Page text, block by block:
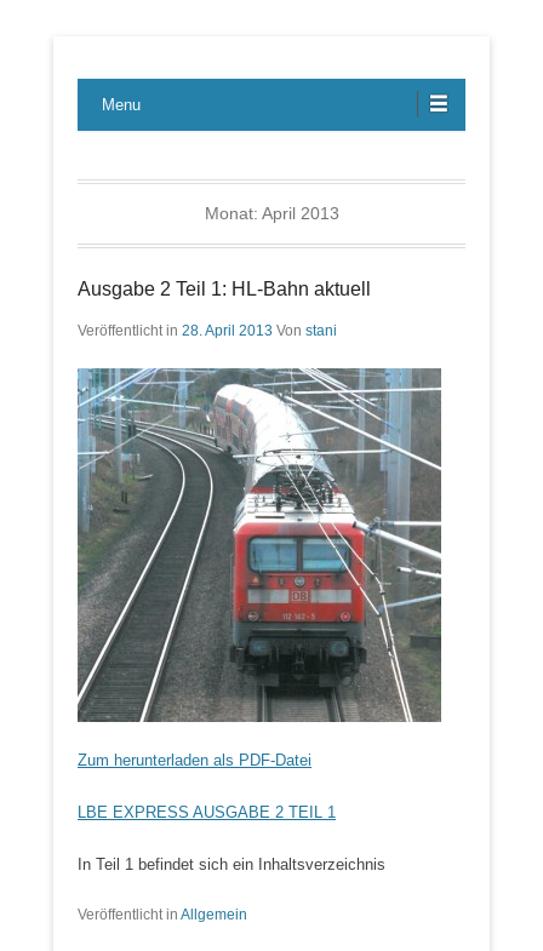
LBE-Express
Menu
Monat: April 2013
Ausgabe 2 Teil 1: HL-Bahn aktuell
Veröffentlicht in 28. April 2013 Von stani
Zum herunterladen als PDF-Datei
LBE EXPRESS AUSGABE 2 TEIL 1
In Teil 1 befindet sich ein Inhaltsverzeichnis
Veröffentlicht in Allgemein